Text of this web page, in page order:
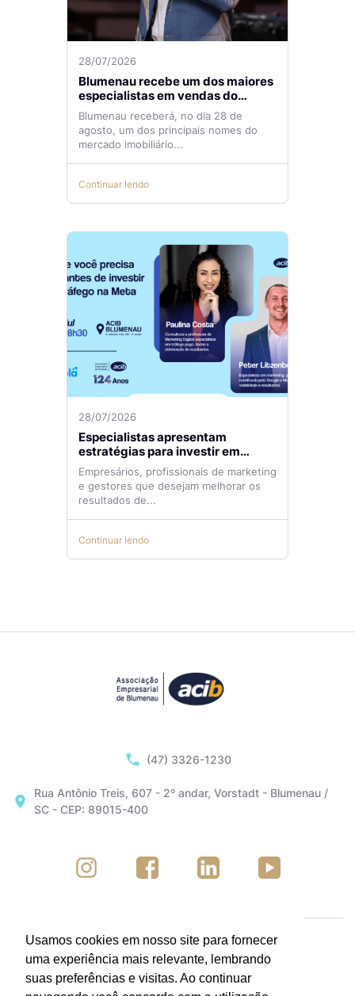
28/07/2026
Blumenau recebe um dos maiores
especialistas em vendas do
mercado imobiliário
Blumenau receberá, no dia 28 de
agosto, um dos principais nomes do
mercado imobiliário...
Continuar lendo
28/07/2026
Especialistas apresentam
estratégias para investir em
tráfego pago com mais eficiência
Empresários, profissionais de marketing
e gestores que desejam melhorar os
resultados de...
Continuar lendo
(47) 3326-1230
Rua Antônio Treis, 607 - 2º andar, Vorstadt - Blumenau /
SC - CEP: 89015-400
Usamos cookies em nosso site para fornecer
uma experiência mais relevante, lembrando
suas preferências e visitas. Ao continuar